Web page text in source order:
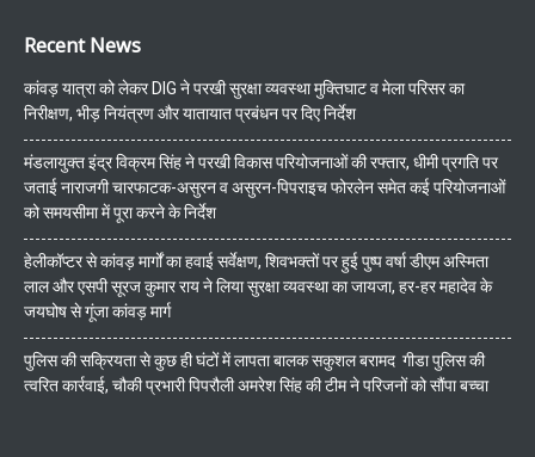
Recent News
कांवड़ यात्रा को लेकर DIG ने परखी सुरक्षा व्यवस्था मुक्तिघाट व मेला परिसर का
निरीक्षण, भीड़ नियंत्रण और यातायात प्रबंधन पर दिए निर्देश
मंडलायुक्त इंद्र विक्रम सिंह ने परखी विकास परियोजनाओं की रफ्तार, धीमी प्रगति पर
जताई नाराजगी चारफाटक-असुरन व असुरन-पिपराइच फोरलेन समेत कई परियोजनाओं
को समयसीमा में पूरा करने के निर्देश
हेलीकॉप्टर से कांवड़ मार्गों का हवाई सर्वेक्षण, शिवभक्तों पर हुई पुष्प वर्षा डीएम अस्मिता
लाल और एसपी सूरज कुमार राय ने लिया सुरक्षा व्यवस्था का जायजा, हर-हर महादेव के
जयघोष से गूंजा कांवड़ मार्ग
पुलिस की सक्रियता से कुछ ही घंटों में लापता बालक सकुशल बरामद गीडा पुलिस की
त्वरित कार्रवाई, चौकी प्रभारी पिपरौली अमरेश सिंह की टीम ने परिजनों को सौंपा बच्चा